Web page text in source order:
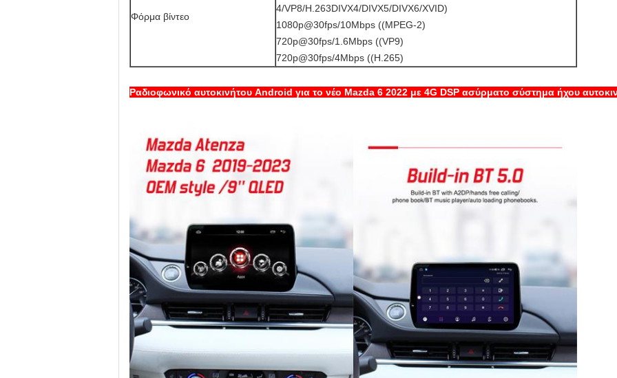
Φόρμα βίντεο
4/VP8/H.263DIVX4/DIVX5/DIVX6/XVID)
1080p@30fps/10Mbps ((MPEG-2)
720p@30fps/1.6Mbps ((VP9)
720p@30fps/4Mbps ((H.265)
Ραδιοφωνικό αυτοκινήτου Android για το νέο Mazda 6 2022 με 4G DSP ασύρματο σύστημα ήχου